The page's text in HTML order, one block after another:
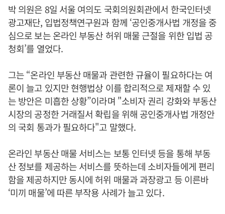
박 의원은 8일 서울 여의도 국회의원회관에서 한국인터넷
광고재단, 입법정책연구원과 함께 ‘공인중개사법 개정을 중
심으로 보는 온라인 부동산 허위 매물 근절을 위한 입법 공
청회’를 열었다.
그는 “온라인 부동산 매물과 관련한 규율이 필요하다는 여
론이 늘고 있지만 현행법상 이를 합리적으로 제재할 수 있
는 방안은 미흡한 상황”이라며 "소비자 권리 강화와 부동산
시장의 공정한 거래질서 확립을 위해 공인중개사법 개정안
의 국회 통과가 필요하다"고 말했다.
온라인 부동산 매물 서비스는 보통 인터넷 등을 통해 부동
산 정보를 제공하는 서비스를 뜻하는데 소비자들에게 편리
함을 제공하지만 동시에 허위 매물과 과장광고 등 이른바
‘미끼 매물’에 따른 부작용 사례가 늘고 있다.